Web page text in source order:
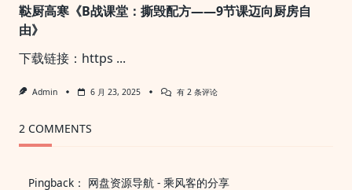
战牙
合
鞑厨高寒《B战课堂：撕毁配方——9节课迈向厨房自
由》
下载链接：https ...
Admin 6 月 23, 2025
鞑
撕
有 2 条评论
2 COMMENTS
Pingback： 网盘资源导航 - 乘风客的分享